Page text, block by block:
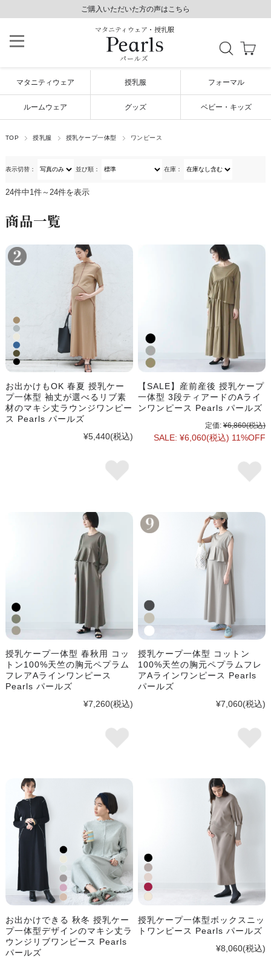
ご購入いただいた方の声はこちら
8,800円以上で送料無料/毎日発送（年末年始除く）
ご購入いただいた方の声はこちら
マタニティウェア・授乳服
パールズ
マタニティウェア 授乳服 フォーマル
ルームウェア グッズ ベビー・キッズ
TOP 授乳服 授乳ケープ一体型 ワンピース
表示切替： 並び順： 在庫：
24件中1件～24件を表示
商品一覧
お出かけもOK 春夏 授乳ケー
プ一体型 袖丈が選べるリブ素
材のマキシ丈ラウンジワンピー
ス Pearls パールズ
¥5,440(税込)
【SALE】産前産後 授乳ケープ
一体型 3段ティアードのAライ
ンワンピース Pearls パールズ
定価: ¥6,860(税込)
SALE: ¥6,060(税込) 11%OFF
授乳ケープ一体型 春秋用 コッ
トン100%天竺の胸元ペプラム
フレアAラインワンピース
Pearls パールズ
¥7,260(税込)
授乳ケープ一体型 コットン
100%天竺の胸元ペプラムフレ
アAラインワンピース Pearls
パールズ
¥7,060(税込)
お出かけできる 秋冬 授乳ケー
プ一体型デザインのマキシ丈ラ
ウンジリブワンピース Pearls
パールズ
授乳ケープ一体型ボックスニッ
トワンピース Pearls パールズ
¥8,060(税込)